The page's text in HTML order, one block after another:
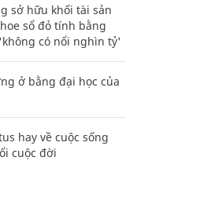
sở hữu khối tài sản
sổ đỏ tính bằng
có nổi nghìn tỷ'
ở bằng đại học của
hay về cuộc sống
cuộc đời